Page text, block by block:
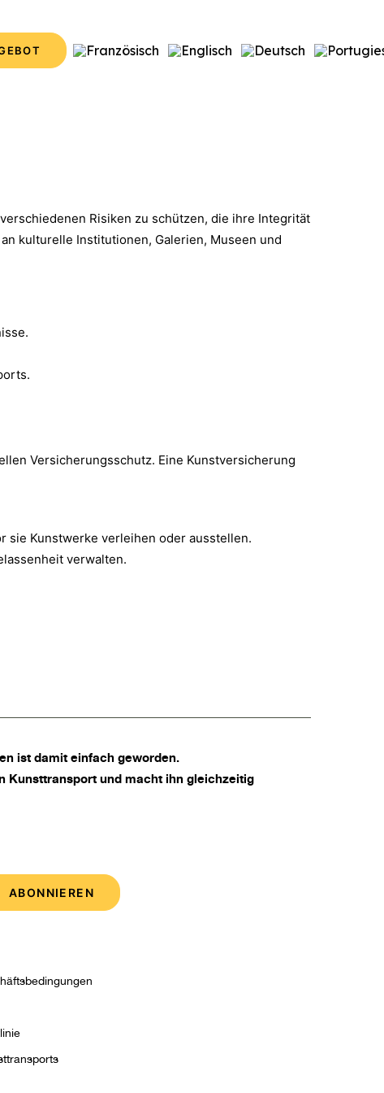
Risiken zu schützen, die ihre Integrität
kulturelle Institutionen, Galerien, Museen und
Versicherungsschutz. Eine Kunstversicherung
sie Kunstwerke verleihen oder ausstellen.
verwalten.
ist damit einfach geworden.
Kunsttransport und macht ihn gleichzeitig